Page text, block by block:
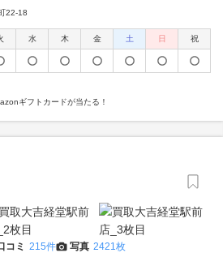
22-18
水 木 金 土 日 祝
ギフトカードが当たる！
コミ 215件 写真 2421枚